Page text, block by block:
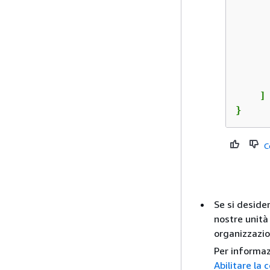
    ]
}
Se si
nostre unità
Per
Abilitare la